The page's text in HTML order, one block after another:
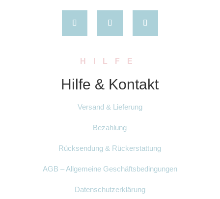
HILFE
Hilfe & Kontakt
Versand & Lieferung
Bezahlung
Rücksendung & Rückerstattung
AGB – Allgemeine Geschäftsbedingungen
Datenschutzerklärung